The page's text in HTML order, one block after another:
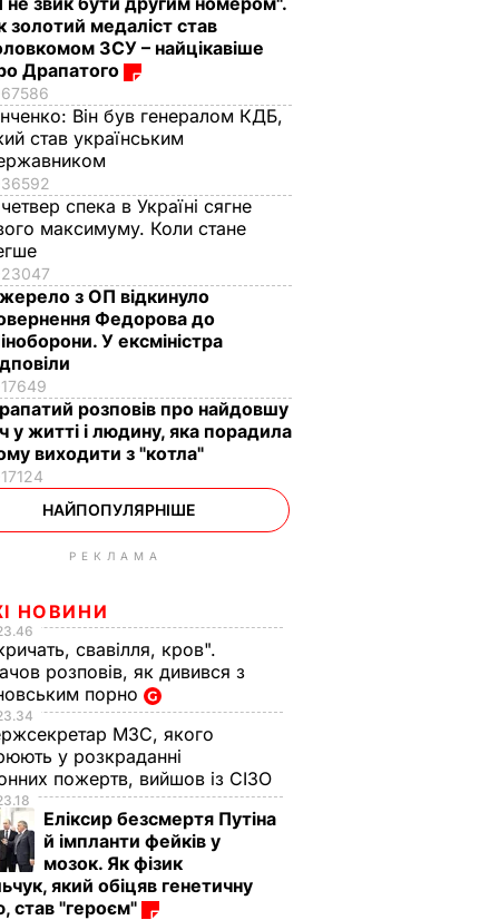
золотий медаліст став
ЗСУ – найцікавіше
Драпатого
67586
Він був генералом КДБ,
став українським
36592
спека в Україні сягне
максимуму. Коли стане
23047
з ОП відкинуло
Федорова до
У ексміністра
17649
розповів про найдовшу
у житті і людину, яка порадила
виходити з "котла"
17124
НАЙПОПУЛЯРНІШЕ
РЕКЛАМА
НОВИНИ
свавілля, кров".
розповів, як дивився з
порно
МЗС, якого
у розкраданні
пожертв, вийшов із СІЗО
Еліксир безсмертя Путіна
й імпланти фейків у
мозок. Як фізик
який обіцяв генетичну
став "героєм"